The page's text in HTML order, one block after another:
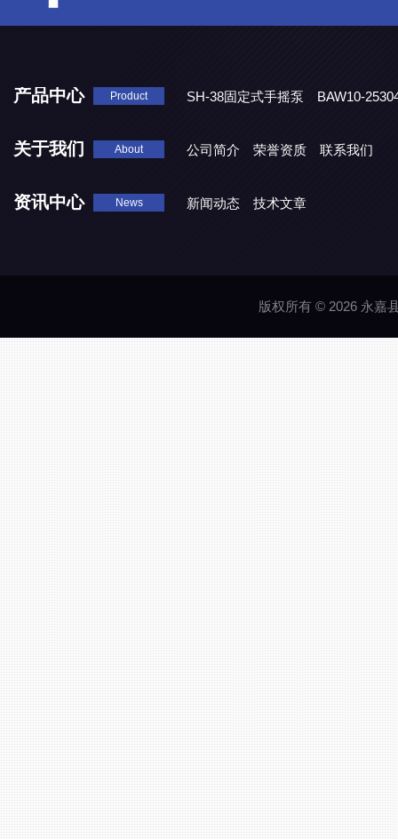
产品中心 Product SH-38固定式手摇泵
BAW10-
关于我们 About 公司简介 荣誉资质 联系我们
资讯中心 News 新闻动态 技术文章
版权所有 © 2026 永嘉